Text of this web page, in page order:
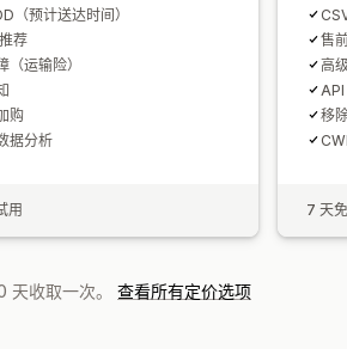
（预计送达时间）
荐
（运输险）
购
据分析
用
售
高
移
7 天
天收取一次。 查看所有定价选项